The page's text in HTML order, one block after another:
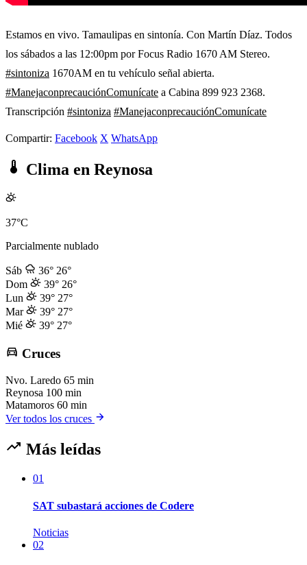
Estamos en vivo. Tamaulipas en sintonía. Con Martín Díaz. Todos
los sábados a las 12:00pm por Focus Radio 1670 AM Stereo.
#sintoniza 1670AM en tu vehículo señal abierta.
#ManejaconprecauciónComunícate a Cabina 899 923 2368.
Transcripción #sintoniza #ManejaconprecauciónComunícate
Compartir: Facebook X WhatsApp
Clima en Reynosa
37°C
Parcialmente nublado
Sáb 36° 26°
Dom
39° 26°
Lun
39° 27°
Mar
39° 27°
Mié
39° 27°
Cruces
Nvo. Laredo 65 min
Reynosa 100 min
Matamoros 60 min
Ver todos los cruces
Más leídas
01
SAT subastará acciones de Codere
Noticias
02